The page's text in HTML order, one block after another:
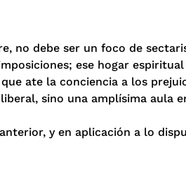
no debe ser un foco de
ese hogar
ate la conciencia a los
sino una amplísima aula
y en aplicación a lo